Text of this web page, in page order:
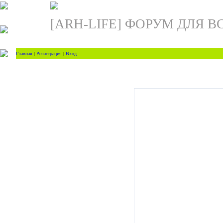
[ARH-LIFE] ФОРУМ ДЛЯ
Главная | Регистрация | Вход